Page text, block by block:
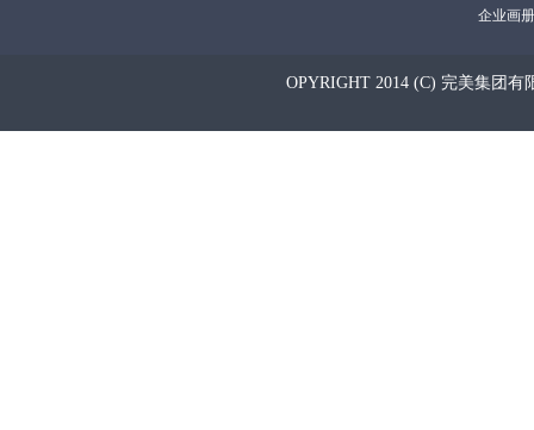
企业画册
OPYRIGHT 2014 (C) 完美集团有